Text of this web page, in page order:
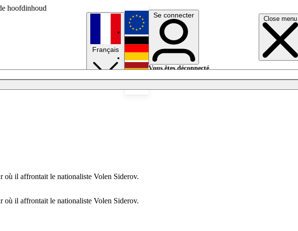
hoofdinhoud
Close menu
Français
English
Deutsch
Se connecter
Vous êtes déconnecté.
où il affrontait le nationaliste Volen Siderov.
où il affrontait le nationaliste Volen Siderov.